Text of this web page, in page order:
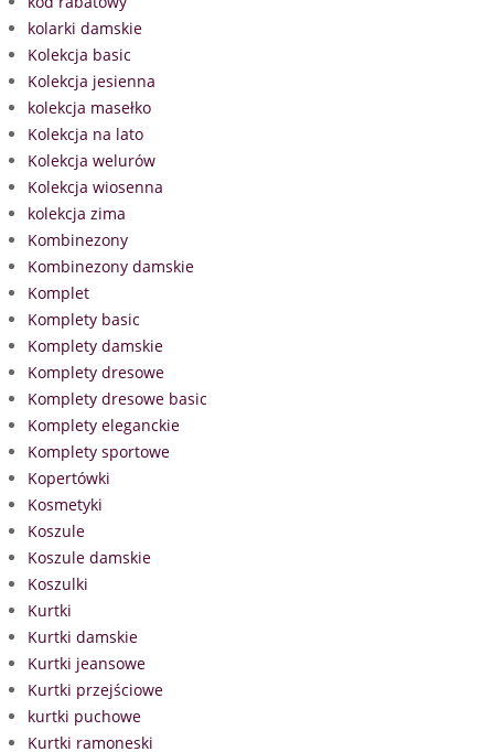
kolarki damskie
Kolekcja basic
Kolekcja jesienna
kolekcja masełko
Kolekcja na lato
Kolekcja welurów
Kolekcja wiosenna
kolekcja zima
Kombinezony
Kombinezony damskie
Komplet
Komplety basic
Komplety damskie
Komplety dresowe
Komplety dresowe basic
Komplety eleganckie
Komplety sportowe
Kopertówki
Kosmetyki
Koszule
Koszule damskie
Koszulki
Kurtki
Kurtki damskie
Kurtki jeansowe
Kurtki przejściowe
kurtki puchowe
Kurtki ramoneski